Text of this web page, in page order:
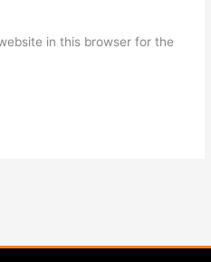
in this browser for the